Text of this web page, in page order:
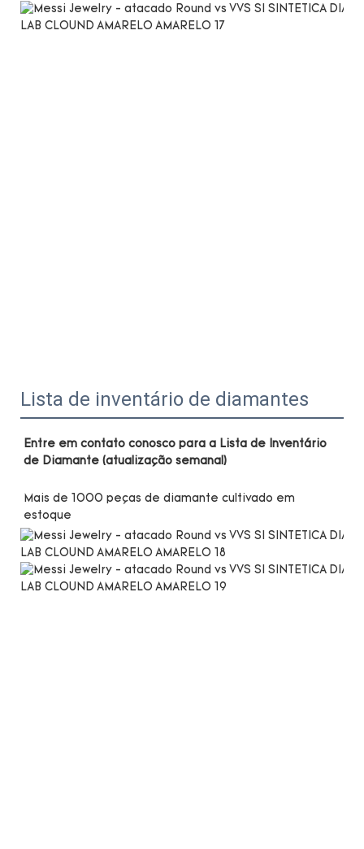
Lista de inventário de diamantes
Entre em contato conosco para a Lista de Inventário
Mais de 1000 peças de diamante cultivado em